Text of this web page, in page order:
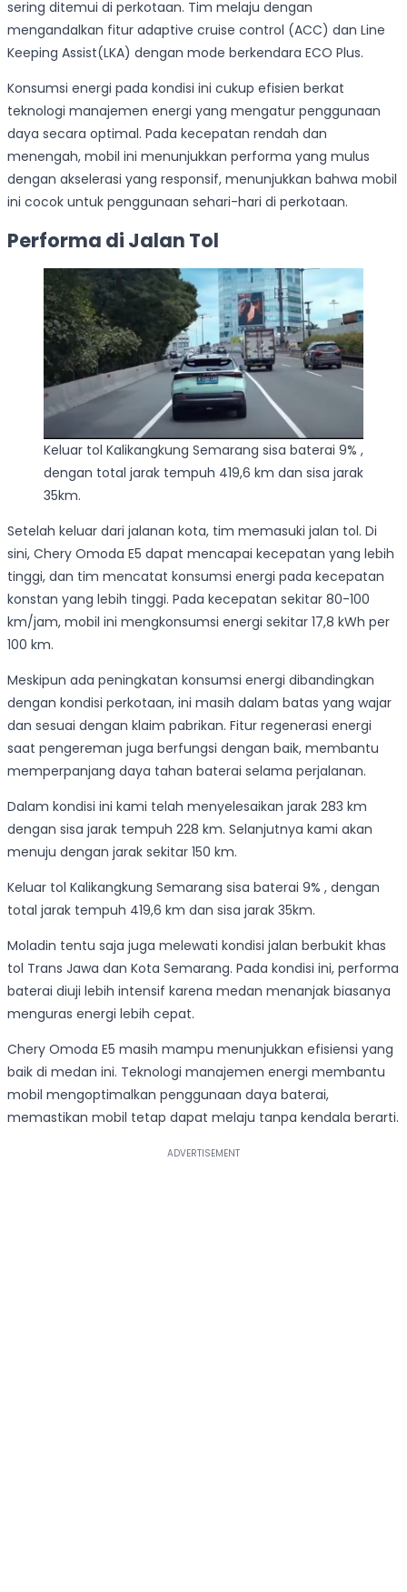
sering ditemui di perkotaan. Tim melaju dengan
mengandalkan fitur adaptive cruise control (ACC) dan Line
Keeping Assist(LKA) dengan mode berkendara ECO Plus.
Konsumsi energi pada kondisi ini cukup efisien berkat
teknologi manajemen energi yang mengatur penggunaan
daya secara optimal. Pada kecepatan rendah dan
menengah, mobil ini menunjukkan performa yang mulus
dengan akselerasi yang responsif, menunjukkan bahwa mobil
ini cocok untuk penggunaan sehari-hari di perkotaan.
Performa di Jalan Tol
Keluar tol Kalikangkung Semarang sisa baterai 9% ,
dengan total jarak tempuh 419,6 km dan sisa jarak
35km.
Setelah keluar dari jalanan kota, tim memasuki jalan tol. Di
sini, Chery Omoda E5 dapat mencapai kecepatan yang lebih
tinggi, dan tim mencatat konsumsi energi pada kecepatan
konstan yang lebih tinggi. Pada kecepatan sekitar 80-100
km/jam, mobil ini mengkonsumsi energi sekitar 17,8 kWh per
100 km.
Meskipun ada peningkatan konsumsi energi dibandingkan
dengan kondisi perkotaan, ini masih dalam batas yang wajar
dan sesuai dengan klaim pabrikan. Fitur regenerasi energi
saat pengereman juga berfungsi dengan baik, membantu
memperpanjang daya tahan baterai selama perjalanan.
Dalam kondisi ini kami telah menyelesaikan jarak 283 km
dengan sisa jarak tempuh 228 km. Selanjutnya kami akan
menuju dengan jarak sekitar 150 km.
Keluar tol Kalikangkung Semarang sisa baterai 9% , dengan
total jarak tempuh 419,6 km dan sisa jarak 35km.
Moladin tentu saja juga melewati kondisi jalan berbukit khas
tol Trans Jawa dan Kota Semarang. Pada kondisi ini, performa
baterai diuji lebih intensif karena medan menanjak biasanya
menguras energi lebih cepat.
Chery Omoda E5 masih mampu menunjukkan efisiensi yang
baik di medan ini. Teknologi manajemen energi membantu
mobil mengoptimalkan penggunaan daya baterai,
memastikan mobil tetap dapat melaju tanpa kendala berarti.